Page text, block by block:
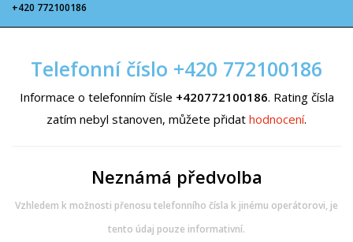
+420 772100186
Telefonní číslo +420 772100186
Informace o telefonním čísle +420772100186. Rating čísla
zatím nebyl stanoven, můžete přidat hodnocení.
Neznámá předvolba
Vzhledem k možnosti přenosu telefonního čísla k jinému operátorovi, je
tento údaj pouze informativní.